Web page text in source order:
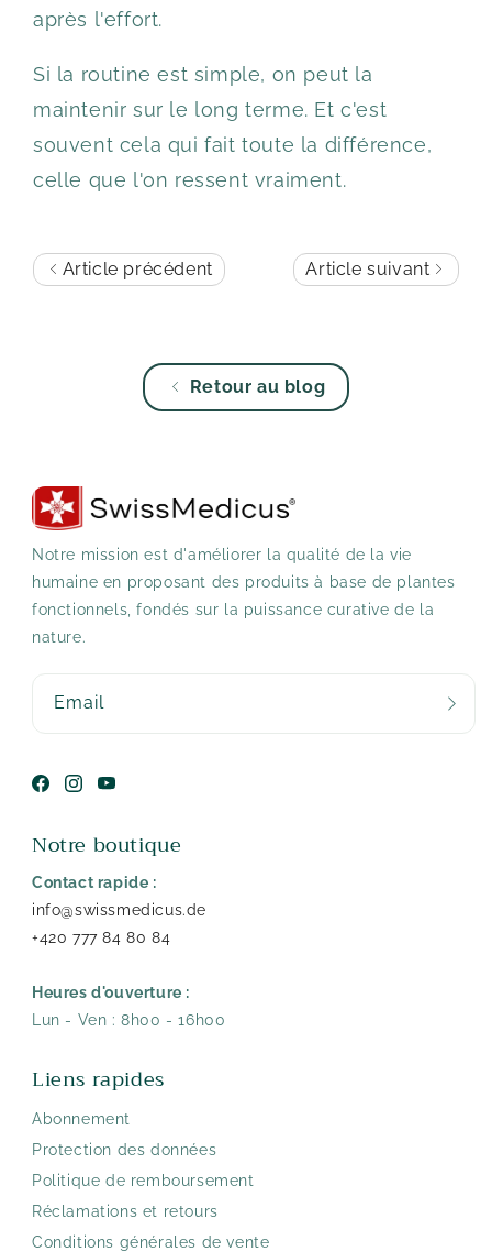
après l'effort.
Si la routine est simple, on peut la
maintenir sur le long terme. Et c'est
souvent cela qui fait toute la différence,
celle que l'on ressent vraiment.
Article précédent Article suivant
Retour au blog
Notre mission est d'améliorer la qualité de la vie
humaine en proposant des produits à base de plantes
fonctionnels, fondés sur la puissance curative de la
nature.
Email
Facebook
Instagram
YouTube
Notre boutique
Contact rapide :
info@swissmedicus.de
+420 777 84 80 84
Heures d'ouverture :
Lun - Ven : 8h00 - 16h00
Liens rapides
Abonnement
Protection des données
Politique de remboursement
Réclamations et retours
Conditions générales de vente